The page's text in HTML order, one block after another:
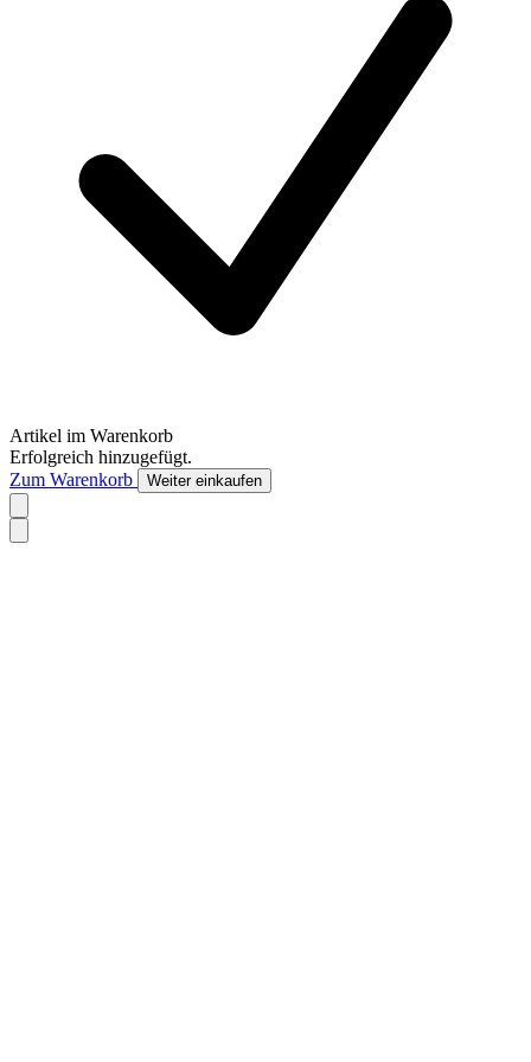
Artikel im Warenkorb
Erfolgreich hinzugefügt.
Zum Warenkorb
Weiter einkaufen